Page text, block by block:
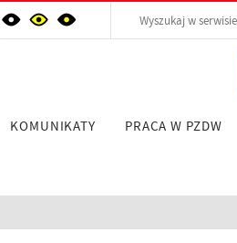
KOMUNIKATY PRACA W PZDW